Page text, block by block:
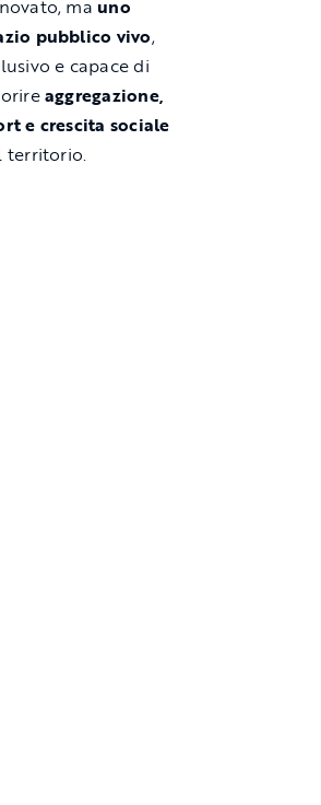
ma uno
pubblico vivo,
e capace di
aggregazione,
e crescita sociale
territorio.